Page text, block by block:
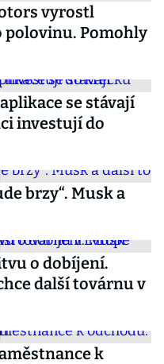
vyrostl
polovinu. Pomohly
se stávají
investují do
brzy“. Musk a
o dobíjení.
další továrnu v
k